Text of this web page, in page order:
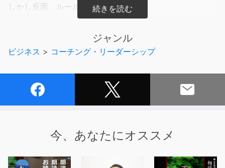
しかし反面、ルールに従える環境なら、
組織の一員として生きる方が安全で楽だ。
人はそういうアンビバレントな状況の中で生きてきた。
そして、それを解消してくれる優秀なリーダーを求めてき
る力とする。
最重要だというわけである。
いかなる言動が部下の信頼を集めるか。
ジャンル
ビジネス > コーチング・リーダーシップ
今、あなたにオススメ